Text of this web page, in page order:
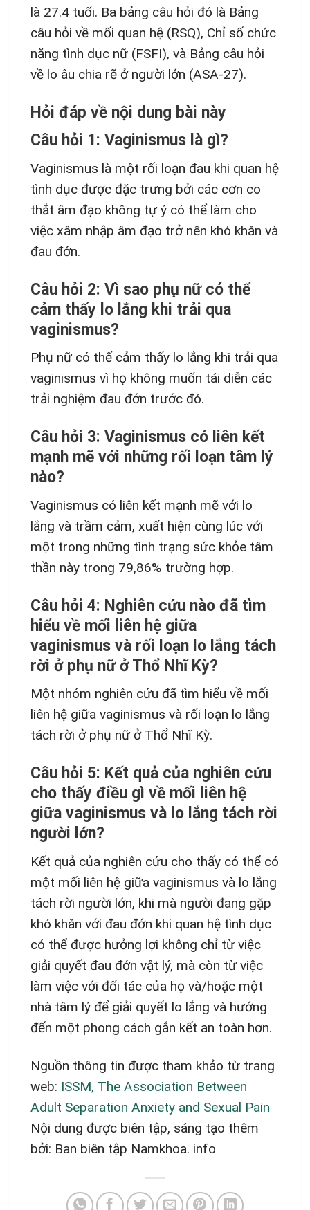
là 27.4 tuổi. Ba bảng câu hỏi đó là Bảng
câu hỏi về mối quan hệ (RSQ), Chỉ số chức
năng tình dục nữ (FSFI), và Bảng câu hỏi
về lo âu chia rẽ ở người lớn (ASA-27).
Hỏi đáp về nội dung bài này
Câu hỏi 1: Vaginismus là gì?
Vaginismus là một rối loạn đau khi quan hệ
tình dục được đặc trưng bởi các cơn co
thắt âm đạo không tự ý có thể làm cho
việc xâm nhập âm đạo trở nên khó khăn và
đau đớn.
Câu hỏi 2: Vì sao phụ nữ có thể
cảm thấy lo lắng khi trải qua
vaginismus?
Phụ nữ có thể cảm thấy lo lắng khi trải qua
vaginismus vì họ không muốn tái diễn các
trải nghiệm đau đớn trước đó.
Câu hỏi 3: Vaginismus có liên kết
mạnh mẽ với những rối loạn tâm lý
nào?
Vaginismus có liên kết mạnh mẽ với lo
lắng và trầm cảm, xuất hiện cùng lúc với
một trong những tình trạng sức khỏe tâm
thần này trong 79,86% trường hợp.
Câu hỏi 4: Nghiên cứu nào đã tìm
hiểu về mối liên hệ giữa
vaginismus và rối loạn lo lắng tách
rời ở phụ nữ ở Thổ Nhĩ Kỳ?
Một nhóm nghiên cứu đã tìm hiểu về mối
liên hệ giữa vaginismus và rối loạn lo lắng
tách rời ở phụ nữ ở Thổ Nhĩ Kỳ.
Câu hỏi 5: Kết quả của nghiên cứu
cho thấy điều gì về mối liên hệ
giữa vaginismus và lo lắng tách rời
người lớn?
Kết quả của nghiên cứu cho thấy có thể có
một mối liên hệ giữa vaginismus và lo lắng
tách rời người lớn, khi mà người đang gặp
khó khăn với đau đớn khi quan hệ tình dục
có thể được hưởng lợi không chỉ từ việc
giải quyết đau đớn vật lý, mà còn từ việc
làm việc với đối tác của họ và/hoặc một
nhà tâm lý để giải quyết lo lắng và hướng
đến một phong cách gắn kết an toàn hơn.
Nguồn thông tin được tham khảo từ trang
web: ISSM, The Association Between
Adult Separation Anxiety and Sexual Pain
Nội dung được biên tập, sáng tạo thêm
bởi: Ban biên tập Namkhoa. info